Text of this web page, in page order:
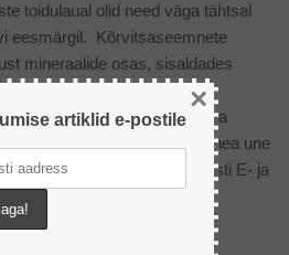
toidulaual olid need väga tähtsal
eesmärgil. Kõrvitsaseemnete
mineraalide osas, sisaldades
rauda ja vaske. Samuti
ühendeid, mis aitavad kaasa
leevendamisel ja hea une
kõrvitsaseemned veel tublisti E- ja
(6–7
artiklid e-postile
×